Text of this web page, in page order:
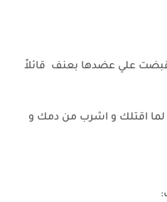
علي عضدها بعنف قائلاً
لما اقتلك و اشرب من دمك و